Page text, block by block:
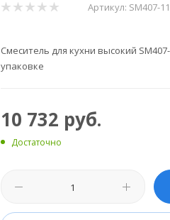
Артикул: SM407-
Смеситель для кухни высокий SM407-
упаковке
10 732 руб.
Достаточно